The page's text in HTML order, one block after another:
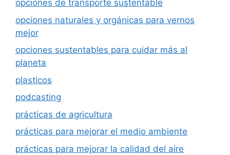
opciones de transporte sustentable
opciones naturales y orgánicas para vernos
mejor
opciones sustentables para cuidar más al
planeta
plasticos
podcasting
prácticas de agricultura
prácticas para mejorar el medio ambiente
prácticas para mejorar la calidad del aire